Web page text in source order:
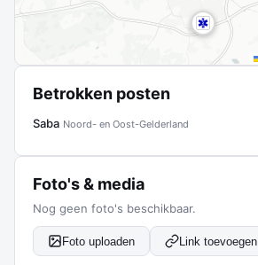
Betrokken posten
Saba Noord- en Oost-Gelderland
Foto's & media
Nog geen foto's beschikbaar.
Foto uploaden Link toevoegen